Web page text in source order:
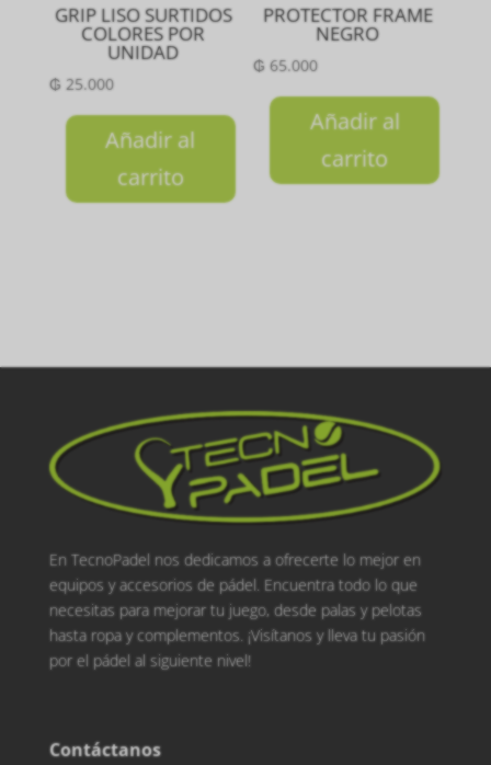
GRIP LISO SURTIDOS
COLORES POR
UNIDAD
₲25.000
Añadir al
carrito
PROTECTOR FRAME
NEGRO
₲ 65.000
Añadir al
carrito
En TecnoPadel nos dedicamos a ofrecerte lo mejor en
equipos y accesorios de pádel. Encuentra todo lo que
necesitas para mejorar tu juego, desde palas y pelotas
hasta ropa y complementos. ¡Visítanos y lleva tu pasión
por el pádel al siguiente nivel!
Contáctanos